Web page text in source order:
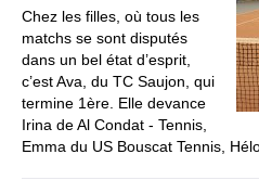
Chez les filles, où tous les
matchs se sont disputés
dans un bel état d’esprit,
c’est Ava, du TC Saujon, qui
termine 1ère. Elle devance
Irina de Al Condat - Tennis,
Emma du US Bouscat Tennis,